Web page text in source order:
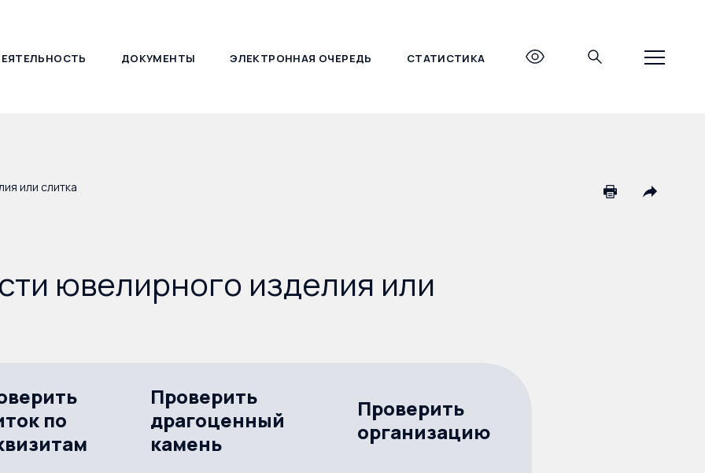
ДОКУМЕНТЫ ЭЛЕКТРОННАЯ ОЧЕРЕДЬ СТАТИСТИКА
+7 (495) 690-27-27
или слитка
ювелирного изделия или
по
Проверить
драгоценный
камень
Проверить
организацию